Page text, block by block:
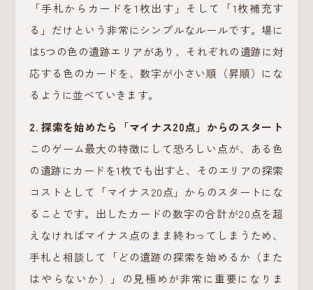
「手札からカードを1枚出す」そして「1枚補充す
る」だけという非常にシンプルなルールです。場に
は5つの色の遺跡エリアがあり、それぞれの遺跡に対
応する色のカードを、数字が小さい順（昇順）にな
るように並べていきます。
2. 探索を始めたら「マイナス20点」からのスタート
このゲーム最大の特徴にして恐ろしい点が、ある色
の遺跡にカードを1枚でも出すと、そのエリアの探索
コストとして「マイナス20点」からのスタートにな
ることです。出したカードの数字の合計が20点を超
えなければマイナス点のまま終わってしまうため、
手札と相談して「どの遺跡の探索を始めるか（また
はやらないか）」の見極めが非常に重要になりま